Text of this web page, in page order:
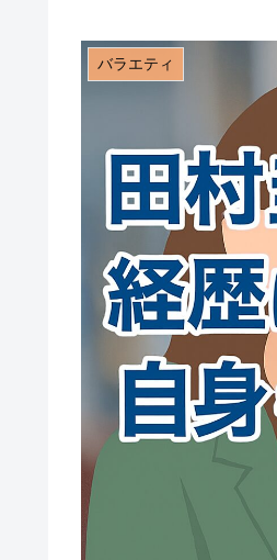
バラエティ